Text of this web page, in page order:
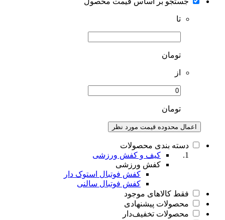
تا
تومان
از
تومان
اعمال محدوده قیمت مورد نظر
دسته بندی محصولات
کیف و کفش ورزشی
کفش ورزشی
کفش فوتبال استوک دار
کفش فوتبال سالنی
فقط کالاهای موجود
محصولات پیشنهادی
محصولات تخفیف‌دار